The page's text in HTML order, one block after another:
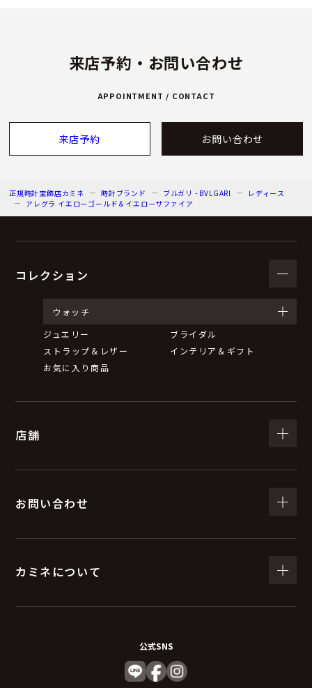
来店予約・お問い合わせ
APPOINTMENT / CONTACT
来店予約 お問い合わせ
正規時計宝飾店カミネ 時計ブランド ブルガリ - BVLGARI
レディース
アレグラ イエローゴールド＆イエローサファイア
コレクション
ウォッチ
ジュエリー
ブライダル
ストラップ＆レザー
インテリア＆ギフト
お気に入り商品
店舗
お問い合わせ
カミネについて
公式SNS